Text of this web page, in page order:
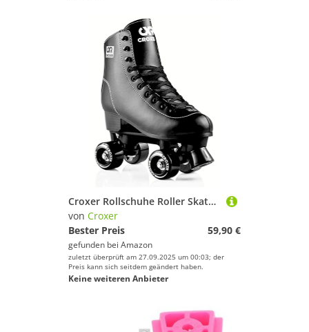
Croxer Rollschuhe Roller Skates Carmen (39(25,5cm)
von Croxer
Bester Preis
59,90 €
gefunden bei Amazon
zuletzt überprüft am 27.09.2025 um 00:03; der
Preis kann sich seitdem geändert haben.
Keine weiteren Anbieter